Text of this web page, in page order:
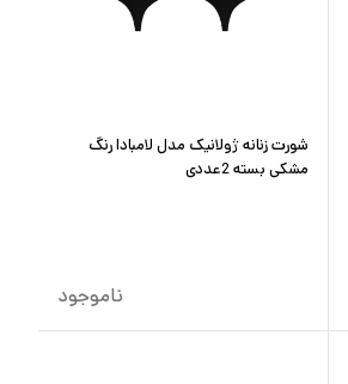
شورت زنانه ژولانیک مدل لامبادا رنگ
مشکی بسته 2عددی
ناموجود